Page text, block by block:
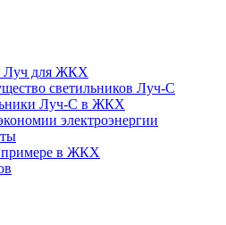
Луч для ЖКХ
светильников Луч-С
Луч-С в ЖКХ
электроэнергии
примере в ЖКХ